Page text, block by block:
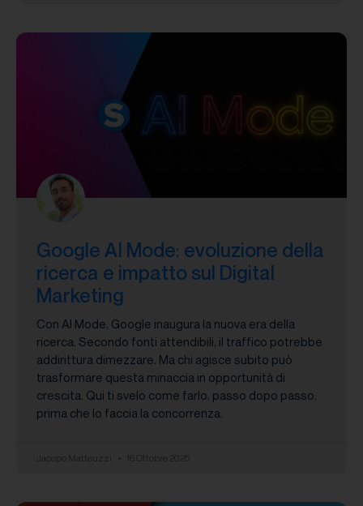
Google AI Mode: evoluzione della
ricerca e impatto sul Digital
Marketing
Con AI Mode, Google inaugura la nuova era della
ricerca. Secondo fonti attendibili, il traffico potrebbe
addirittura dimezzare. Ma chi agisce subito può
trasformare questa minaccia in opportunità di
crescita. Qui ti svelo come farlo, passo dopo passo,
prima che lo faccia la concorrenza.